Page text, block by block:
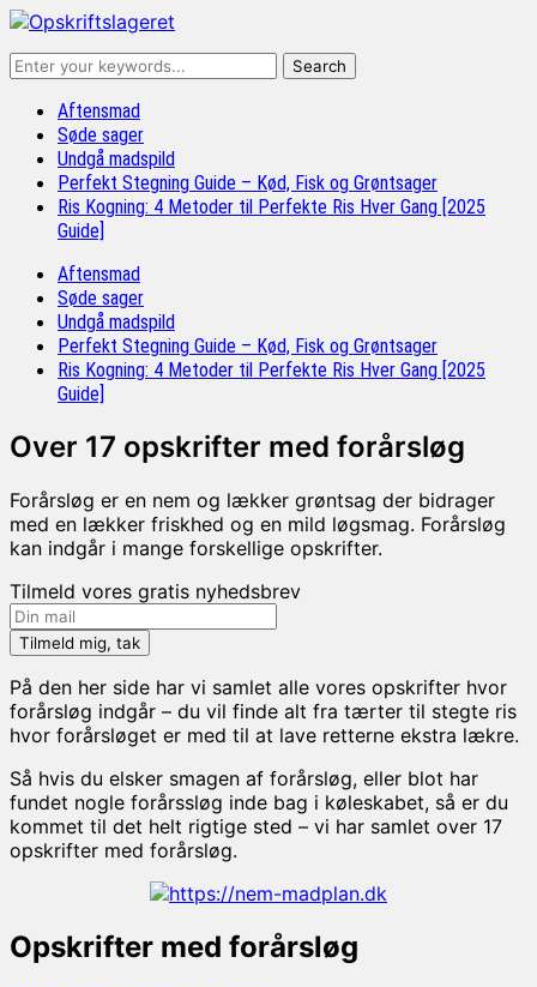
Aftensmad
Søde sager
Undgå madspild
Perfekt Stegning Guide – Kød, Fisk og Grøntsager
Ris Kogning: 4 Metoder til Perfekte Ris Hver Gang [2025
Guide]
Aftensmad
Søde sager
Undgå madspild
Perfekt Stegning Guide – Kød, Fisk og Grøntsager
Ris Kogning: 4 Metoder til Perfekte Ris Hver Gang [2025
Guide]
Over 17 opskrifter med forårsløg
Forårsløg er en nem og lækker grøntsag der bidrager
med en lækker friskhed og en mild løgsmag. Forårsløg
kan indgår i mange forskellige opskrifter.
Tilmeld vores gratis nyhedsbrev
På den her side har vi samlet alle vores opskrifter hvor
forårsløg indgår – du vil finde alt fra tærter til stegte ris
hvor forårsløget er med til at lave retterne ekstra lækre.
Så hvis du elsker smagen af forårsløg, eller blot har
fundet nogle forårssløg inde bag i køleskabet, så er du
kommet til det helt rigtige sted – vi har samlet over 17
opskrifter med forårsløg.
Opskrifter med forårsløg